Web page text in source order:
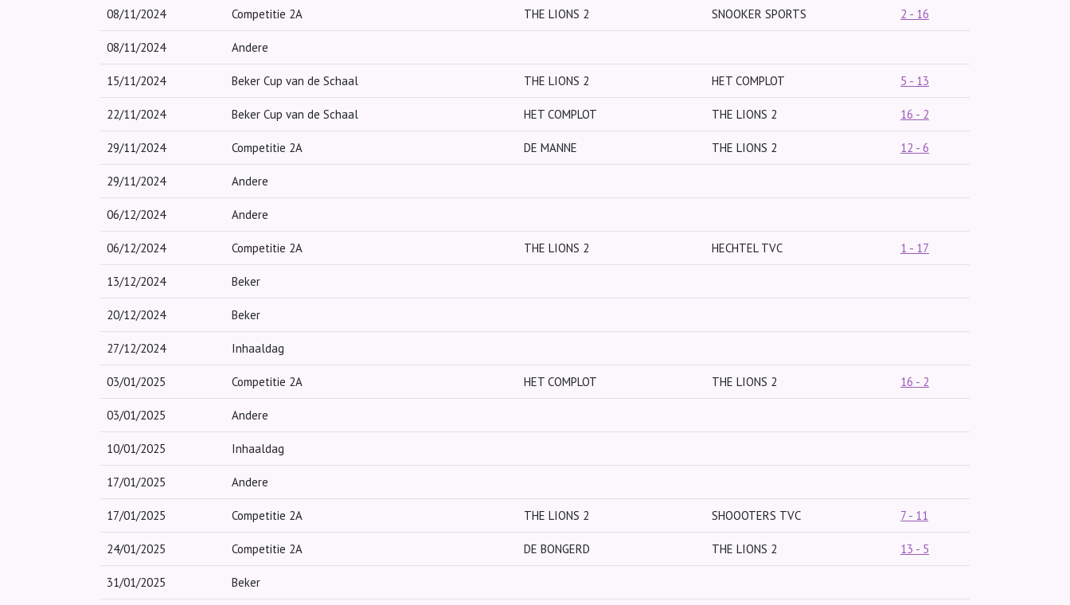
08/11/2024 Competitie 2A THE LIONS 2 SNOOKER SPORTS 2 - 16
08/11/2024 Andere
15/11/2024 Beker Cup van de Schaal THE LIONS 2 HET COMPLOT 5 - 13
22/11/2024 Beker Cup van de Schaal HET COMPLOT THE LIONS 2 16 - 2
29/11/2024 Competitie 2A DE MANNE THE LIONS 2 12 - 6
29/11/2024 Andere
06/12/2024 Andere
06/12/2024 Competitie 2A THE LIONS 2 HECHTEL TVC 1 - 17
13/12/2024 Beker
20/12/2024 Beker
27/12/2024 Inhaaldag
03/01/2025 Competitie 2A HET COMPLOT THE LIONS 2 16 - 2
03/01/2025 Andere
10/01/2025 Inhaaldag
17/01/2025 Andere
17/01/2025 Competitie 2A THE LIONS 2 SHOOOTERS TVC 7 - 11
24/01/2025 Competitie 2A DE BONGERD THE LIONS 2 13 - 5
31/01/2025 Beker